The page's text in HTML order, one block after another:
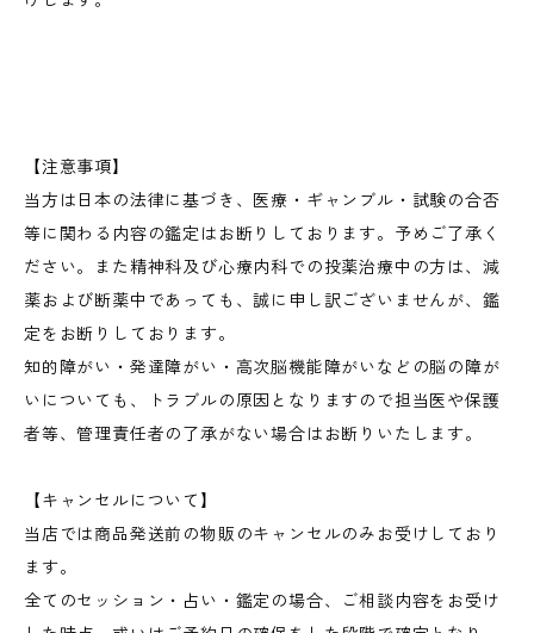
【注意事項】
当方は日本の法律に基づき、医療・ギャンブル・試験の合否
等に関わる内容の鑑定はお断りしております。予めご了承く
ださい。また精神科及び心療内科での投薬治療中の方は、減
薬および断薬中であっても、誠に申し訳ございませんが、鑑
定をお断りしております。
知的障がい・発達障がい・高次脳機能障がいなどの脳の障が
いについても、トラブルの原因となりますので担当医や保護
者等、管理責任者の了承がない場合はお断りいたします。
【キャンセルについて】
当店では商品発送前の物販のキャンセルのみお受けしており
ます。
全てのセッション・占い・鑑定の場合、ご相談内容をお受け